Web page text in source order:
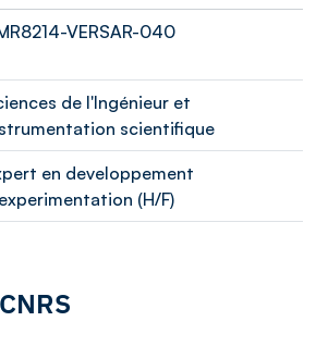
VERSAR-040
de l'Ingénieur et
scientifique
en developpement
(H/F)